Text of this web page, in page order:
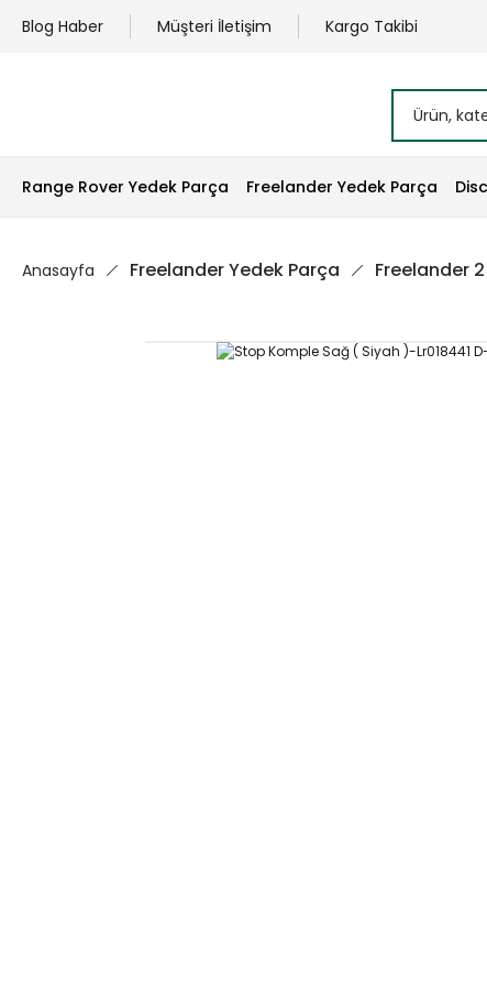
Blog Haber Müşteri İletişim Kargo Takibi
Range Rover Yedek Parça Freelander Yedek Parça
Anasayfa Freelander Yedek Parça Freelander